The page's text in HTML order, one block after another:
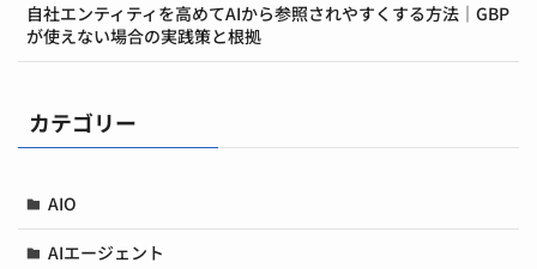
自社エンティティを高めてAIから参照されやすくする方法｜GBP
が使えない場合の実践策と根拠
カテゴリー
AIO
AIエージェント